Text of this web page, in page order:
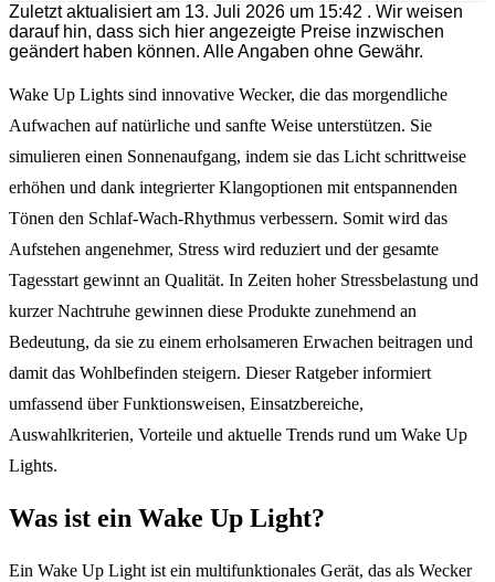
Zuletzt aktualisiert am 13. Juli 2026 um 15:42 . Wir weisen
darauf hin, dass sich hier angezeigte Preise inzwischen
geändert haben können. Alle Angaben ohne Gewähr.
Wake Up Lights sind innovative Wecker, die das morgendliche
Aufwachen auf natürliche und sanfte Weise unterstützen. Sie
simulieren einen Sonnenaufgang, indem sie das Licht schrittweise
erhöhen und dank integrierter Klangoptionen mit entspannenden
Tönen den Schlaf-Wach-Rhythmus verbessern. Somit wird das
Aufstehen angenehmer, Stress wird reduziert und der gesamte
Tagesstart gewinnt an Qualität. In Zeiten hoher Stressbelastung und
kurzer Nachtruhe gewinnen diese Produkte zunehmend an
Bedeutung, da sie zu einem erholsameren Erwachen beitragen und
damit das Wohlbefinden steigern. Dieser Ratgeber informiert
umfassend über Funktionsweisen, Einsatzbereiche,
Auswahlkriterien, Vorteile und aktuelle Trends rund um Wake Up
Lights.
Was ist ein Wake Up Light?
Ein Wake Up Light ist ein multifunktionales Gerät, das als Wecker